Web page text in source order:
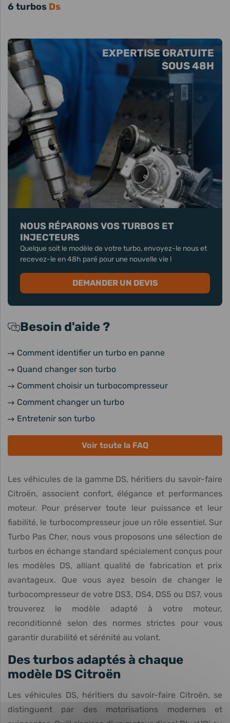
EXPERTISE GRATUITE
SOUS 48H
NOUS RÉPARONS VOS TURBOS ET
INJECTEURS
Quelque soit le modèle de votre turbo, envoyez-le nous et
recevez-le en 48h paré pour une nouvelle vie !
DEMANDER UN DEVIS
Besoin d'aide ?
Comment identifier un turbo en panne
Quand changer son turbo
Comment choisir un turbocompresseur
Comment changer un turbo
Entretenir son turbo
Voir toute la FAQ
6 turbos Ds
Les véhicules de la gamme DS, héritiers du savoir-faire
Citroën, associent confort, élégance et performances
moteur. Pour préserver toute leur puissance et leur
fiabilité, le turbocompresseur joue un rôle essentiel. Sur
Turbo Pas Cher, nous vous proposons une sélection de
turbos en échange standard spécialement conçus pour
les modèles DS, alliant qualité de fabrication et prix
avantageux. Que vous ayez besoin de changer le
turbocompresseur de votre DS3, DS4, DS5 ou DS7, vous
trouverez le modèle adapté à votre moteur,
reconditionné selon des normes strictes pour vous
garantir durabilité et sérénité au volant.
Des turbos adaptés à chaque
modèle DS Citroën
Les véhicules DS, héritiers du savoir-faire Citroën, se
distinguent par des motorisations modernes et